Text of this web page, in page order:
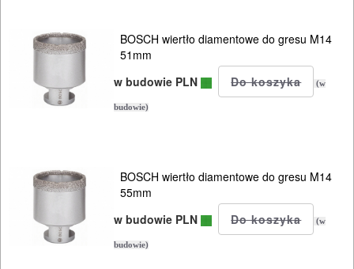
BOSCH wiertło diamentowe do gresu M14
51mm
w budowie PLN
(w
budowie)
BOSCH wiertło diamentowe do gresu M14
55mm
w budowie PLN
(w
budowie)